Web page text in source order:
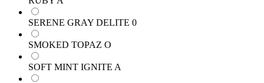
SERENE GRAY DELITE 0
SMOKED TOPAZ O
SOFT MINT IGNITE A